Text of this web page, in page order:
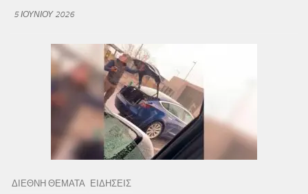
5 ΙΟΥΝΊΟΥ 2026
ΔΙΕΘΝΗ ΘΕΜΑΤΑ ΕΙΔΗΣΕΙΣ